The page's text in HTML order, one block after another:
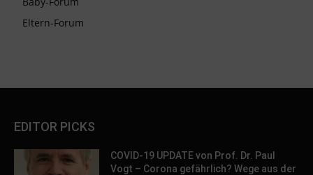
Eltern-Forum
EDITOR PICKS
COVID-19 UPDATE von Prof. Dr. Paul
Vogt – Corona gefährlich? Wege aus der